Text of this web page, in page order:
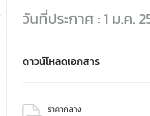
วันที่ประกาศ : 1 ม.ค.
ดาวน์โหลดเอกสาร
ราคากลาง